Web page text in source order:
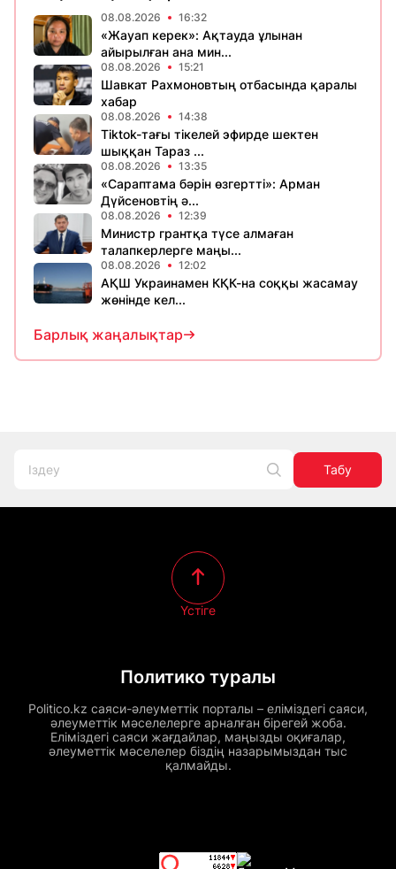
08.08.2026 16:32
«Жауап керек»: Ақтауда ұлынан
айырылған ана мин...
08.08.2026 15:21
Шавкат Рахмоновтың отбасында қаралы
хабар
08.08.2026 14:38
Tiktok-тағы тікелей эфирде шектен
шыққан Тараз ...
08.08.2026 13:35
«Сараптама бәрін өзгертті»: Арман
Дүйсеновтің ә...
08.08.2026 12:39
Министр грантқа түсе алмаған
талапкерлерге маңы...
08.08.2026 12:02
АҚШ Украинамен КҚК-на соққы жасамау
жөнінде кел...
Барлық жаңалықтар
Табу
Политико туралы
Politico.kz саяси-әлеуметтік порталы – еліміздегі саяси,
әлеуметтік мәселелерге арналған бірегей жоба.
Еліміздегі саяси жағдайлар, маңызды оқиғалар,
әлеуметтік мәселелер біздің назарымыздан тыс
қалмайды.
Үстіге